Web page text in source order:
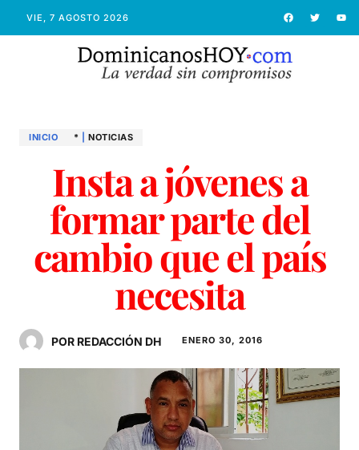
VIE, 7 AGOSTO 2026
INICIO * NOTICIAS
Insta a jóvenes a
formar parte del
cambio que el país
POR REDACCIÓN DH ENERO 30, 2016